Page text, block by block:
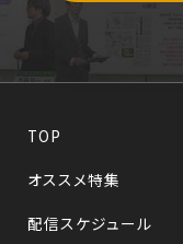
TOP
オススメ特集
配信スケジュール